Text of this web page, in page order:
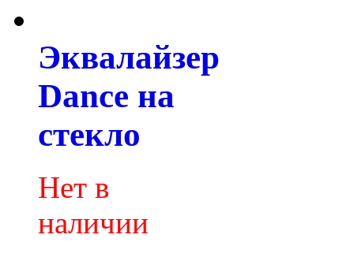
Эквалайзер
Dance на
стекло
Нет в
наличии